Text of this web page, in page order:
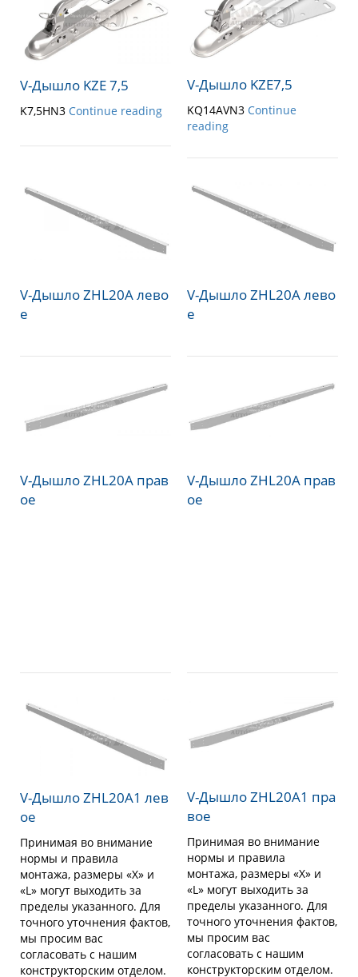
V-Дышло KZE 7,5
K7,5HN3 Continue reading
V-Дышло KZE7,5
KQ14AVN3 Continue
reading
V-Дышло ZHL20A лево
е
V-Дышло ZHL20A лево
е
V-Дышло ZHL20A прав
ое
V-Дышло ZHL20A прав
ое
V-Дышло ZHL20A1 лев
ое
Принимая во внимание
нормы и правила
монтажа, размеры «X» и
«L» могут выходить за
пределы указанного. Для
точного уточнения фактов,
мы просим вас
согласовать с нашим
конструкторским отделом.
V-Дышло ZHL20A1 пра
вое
Принимая во внимание
нормы и правила
монтажа, размеры «X» и
«L» могут выходить за
пределы указанного. Для
точного уточнения фактов,
мы просим вас
согласовать с нашим
конструкторским отделом.